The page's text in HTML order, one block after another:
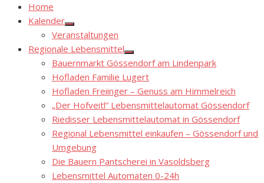
Home
Kalender
Show
sub
menu
Veranstaltungen
Regionale Lebensmittel
Show
sub
menu
Bauernmarkt Gössendorf am Lindenpark
Hofladen Familie Lugert
Hofladen Freiinger – Genuss am Himmelreich
„Der Hofveitl“ Lebensmittelautomat Gössendorf
Riedisser Lebensmittelautomat in Gössendorf
Regional Lebensmittel einkaufen – Gössendorf und
Umgebung
Die Bauern Pantscherei in Vasoldsberg
Lebensmittel Automaten 0-24h